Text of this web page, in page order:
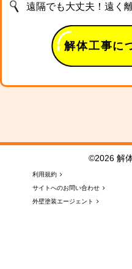
遠隔でも大丈夫！遠く
解体工事に
©2026 解
利用規約
サイトへのお問い合わせ
外壁塗装エージェント